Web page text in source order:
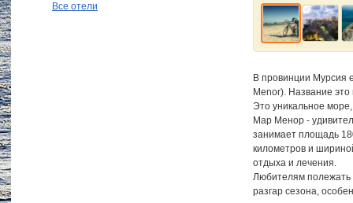
Все отели
В провинции Мурсия
Menor). Название
Это уникальное
Мар Менор -
занимает площадь
километров и
отдыха и лечения.
Любителям полежать
разгар сезона,